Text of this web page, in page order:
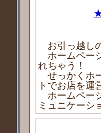
お引っ越し
ホームペー
れちゃう！
せっかくホ
トでお店を運
ホームペー
ミュニケーシ